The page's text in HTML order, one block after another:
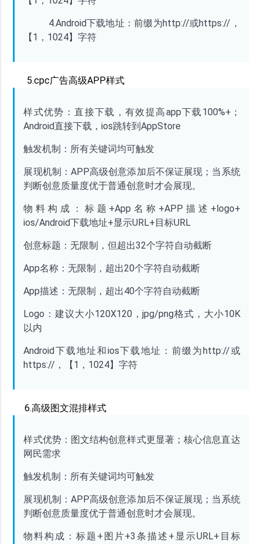
4.Android下载地址：前缀为http://或https://，
【1，1024】字符
5.cpc广告高级APP样式
样式优势：直接下载，有效提高app下载100%+；
Android直接下载，ios跳转到AppStore
触发机制：所有关键词均可触发
展现机制： APP高级创意添加后不保证展现；当系统
判断创意质量度优于普通创意时才会展现。
物料构成：标题 +App名称+APP描述+logo+
ios/Android下载地址+显示URL+目标URL
创意标题：无限制，但超出32个字符自动截断
App名称：无限制，超出20个字符自动截断
App描述：无限制，超出40个字符自动截断
Logo：建议大小120X120，jpg/png格式，大小10K
以内
Android下载地址和ios下载地址：前缀为http://或
https://，【1，1024】字符
6.高级图文混排样式
样式优势：图文结构创意样式更显著；核心信息直达
网民需求
触发机制：所有关键词均可触发
展现机制： APP高级创意添加后不保证展现；当系统
判断创意质量度优于普通创意时才会展现。
物料构成：标题 +图片+3条描述+显示URL+目标